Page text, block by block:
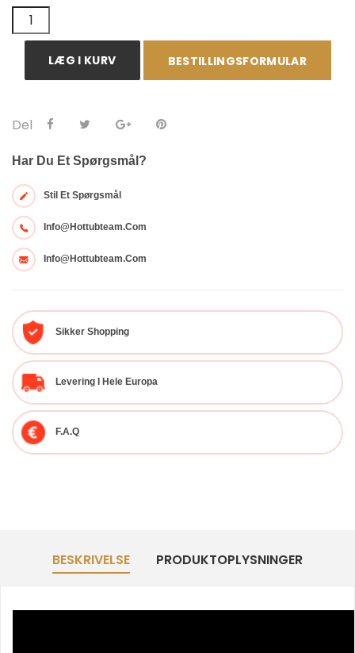
LÆG I KURV BESTILLINGSFORMULAR
Del
Har Du Et Spørgsmål?
Stil Et Spørgsmål
Info@hottubteam.com
Info@hottubteam.com
Sikker Shopping
Levering I Hele Europa
F.A.Q
BESKRIVELSE PRODUKTOPLYSNINGER